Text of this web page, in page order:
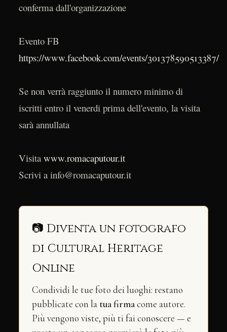
conferma dall'organizzazione
Evento FB
https://www.facebook.com/events/301378590513387/
Se non verrà raggiunto il numero minimo di
iscritti entro il venerdi prima dell'evento, la visita
sarà annullata
Visita www.romacaputour.it
Scrivi a info@romacaputour.it
📷 Diventa un fotografo
di Cultural Heritage
Online
Condividi le tue foto dei luoghi: restano
pubblicate con la tua firmacome autore.
Più vengono viste, più ti fai conoscere — e